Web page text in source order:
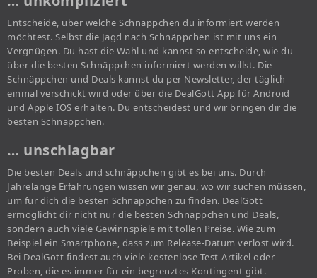
Entscheide, über welche Schnäppchen du informiert werden
möchtest. Selbst die Jagd nach Schnäppchen ist mit uns ein
Vergnügen. Du hast die Wahl und kannst so entscheide, wie du
über die besten Schnäppchen informiert werden willst. Die
Schnäppchen und Deals kannst du per Newsletter, der täglich
einmal verschickt wird oder über die DealGott App für Android
und Apple IOS erhalten. Du entscheidest und wir bringen dir die
besten Schnäppchen.
… unschlagbar
Die besten Deals und schnäppchen gibt es bei uns. Durch
Jahrelange Erfahrungen wissen wir genau, wo wir suchen müssen,
um für dich die besten Schnäppchen zu finden. DealGott
ermöglicht dir nicht nur die besten Schnäppchen und Deals,
sondern auch viele Gewinnspiele mit tollen Preise. Wie zum
Beispiel ein Smartphone, dass zum Release-Datum verlost wird.
Bei DealGott findest auch viele kostenlose Test-Artikel oder
Proben, die es immer für ein begrenztes Kontingent gibt.